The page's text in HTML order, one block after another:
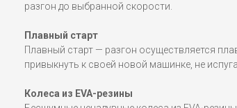
разгон до выбранной скорости.
Плавный старт
Плавный старт — разгон осуществляется
привыкнуть к своей новой машинке, не
Колеса из EVA-резины